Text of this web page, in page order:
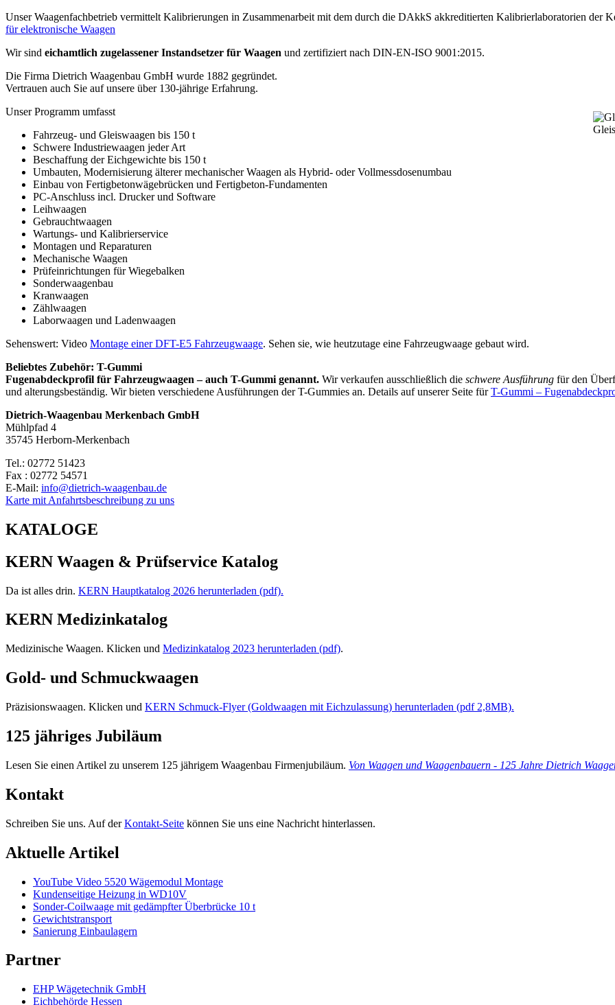
Unser Waagenfachbetrieb vermittelt Kalibrierungen in Zusammenarbeit mit dem durch die DAkkS akkreditierten Kalibrierlaboratorien der
für elektronische Waagen
Wir sind eichamtlich zugelassener Instandsetzer für Waagen und zertifiziert nach DIN-EN-ISO 9001:2015.
Die Firma Dietrich Waagenbau GmbH wurde 1882 gegründet.
Vertrauen auch Sie auf unsere über 130-jährige Erfahrung.
Unser Programm umfasst
Fahrzeug- und Gleiswaagen bis 150 t
Schwere Industriewaagen jeder Art
Beschaffung der Eichgewichte bis 150 t
Umbauten, Modernisierung älterer mechanischer Waagen als Hybrid- oder Vollmessdosenumbau
Einbau von Fertigbetonwägebrücken und Fertigbeton-Fundamenten
PC-Anschluss incl. Drucker und Software
Leihwaagen
Gebrauchtwaagen
Wartungs- und Kalibrierservice
Montagen und Reparaturen
Mechanische Waagen
Prüfeinrichtungen für Wiegebalken
Sonderwaagenbau
Kranwaagen
Zählwaagen
Laborwaagen und Ladenwaagen
Sehenswert: Video Montage einer DFT-E5 Fahrzeugwaage. Sehen sie, wie heutzutage eine Fahrzeugwaage gebaut wird.
Beliebtes Zubehör: T-Gummi
Fugenabdeckprofil für Fahrzeugwaagen – auch T-Gummi genannt. Wir verkaufen ausschließlich die schwere Ausführung für den
und alterungsbeständig. Wir bieten verschiedene Ausführungen der T-Gummies an. Details auf unserer Seite fürT-Gummi –
Dietrich-Waagenbau Merkenbach GmbH
Mühlpfad 4
35745 Herborn-Merkenbach
Tel.: 02772 51423
Fax : 02772 54571
E-Mail: info@dietrich-waagenbau.de
Karte mit Anfahrtsbeschreibung zu uns
KATALOGE
KERN Waagen & Prüfservice Katalog
Da ist alles drin. KERN Hauptkatalog 2026 herunterladen (pdf).
KERN Medizinkatalog
Medizinische Waagen. Klicken und Medizinkatalog 2023 herunterladen (pdf).
Gold- und Schmuckwaagen
Präzisionswaagen. Klicken und KERN Schmuck-Flyer (Goldwaagen mit Eichzulassung) herunterladen (pdf 2,8MB).
125 jähriges Jubiläum
Lesen Sie einen Artikel zu unserem 125 jährigem Waagenbau Firmenjubiläum. Von Waagen und Waagenbauern - 125 Jahre Dietrich
Kontakt
Schreiben Sie uns. Auf derKontakt-Seite können Sie uns eine Nachricht hinterlassen.
Aktuelle Artikel
YouTube Video 5520 Wägemodul Montage
Kundenseitige Heizung in WD10V
Sonder-Coilwaage mit gedämpfter Überbrücke 10 t
Gewichtstransport
Sanierung Einbaulagern
Partner
EHP Wägetechnik GmbH
Eichbehörde Hessen